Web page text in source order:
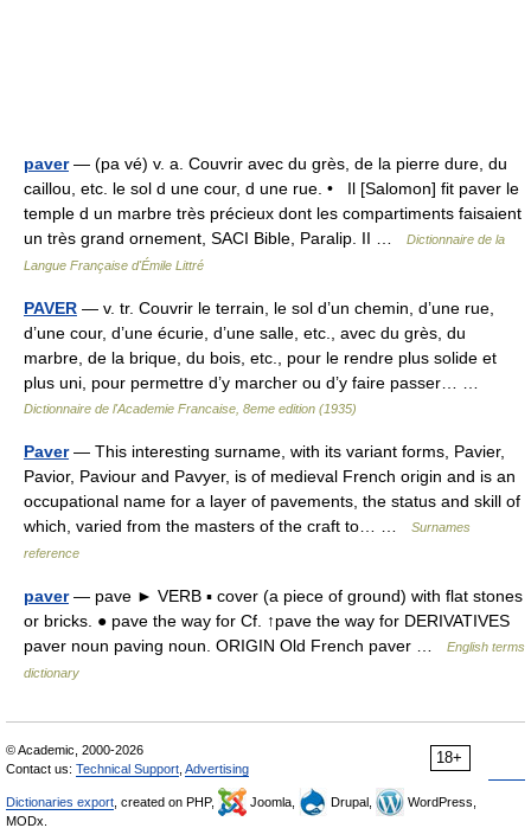
paver— (pa vé) v. a. Couvrir avec du grès, de la pierre dure, du
caillou, etc. le sol d une cour, d une rue. • Il [Salomon] fit paver le
temple d un marbre très précieux dont les compartiments faisaient
un très grand ornement, SACI Bible, Paralip. II …
Dictionnaire de la
Langue Française d'Émile Littré
PAVER — v. tr. Couvrir le terrain, le sol d’un chemin, d’une rue,
d’une cour, d’une écurie, d’une salle, etc., avec du grès, du
marbre, de la brique, du bois, etc., pour le rendre plus solide et
plus uni, pour permettre d’y marcher ou d’y faire passer… …
Dictionnaire de l'Academie Francaise, 8eme edition (1935)
Paver— This interesting surname, with its variant forms, Pavier,
Pavior, Paviour and Pavyer, is of medieval French origin and is an
occupational name for a layer of pavements, the status and skill of
which, varied from the masters of the craft to… …
Surnames
reference
paver— pave ► VERB ▪ cover (a piece of ground) with flat stones
or bricks. ● pave the way for Cf. ↑pave the way for DERIVATIVES
paver noun paving noun. ORIGIN Old French paver …
English terms
dictionary
18+
© Academic, 2000-2026
Contact us: Technical Support Advertising
Dictionaries export , created on PHP, Joomla, Drupal,
WordPress,
MODx.